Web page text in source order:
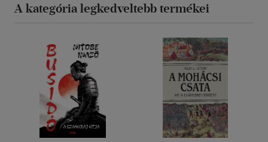
A kategória legkedveltebb termékei